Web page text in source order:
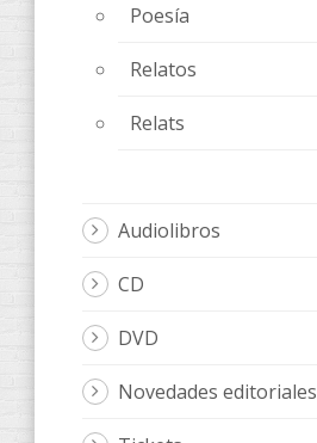
Poesía
Relatos
Relats
Audiolibros
CD
DVD
Novedades editoriales